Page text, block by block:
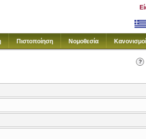
Πιστοποίηση Νομοθεσία Κανονισμοί